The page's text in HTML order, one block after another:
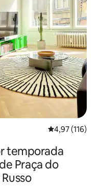
4,97 de uma
4,97 (116)
temporada
Praça do